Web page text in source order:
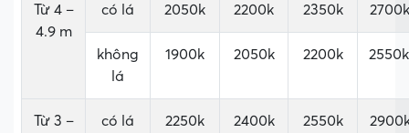
Từ 4 –
4.9 m
có lá 2050k 2200k 2350k 2700k
không
lá
1900k 2050k 2200k 2550k
Từ 3 –
có lá 2250k 2400k 2550k